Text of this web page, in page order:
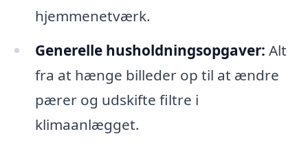
hjemmenetværk.
Generelle husholdningsopgaver: Alt
fra at hænge billeder op til at ændre
pærer og udskifte filtre i
klimaanlægget.